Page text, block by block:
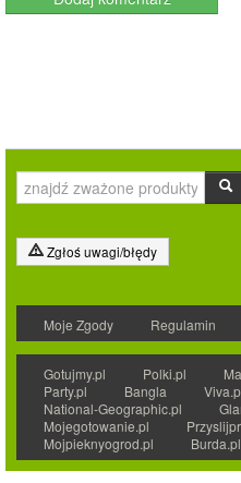
Zgłoś uwagi/błędy
Moje Zgody Regulamin
Gotujmy.pl Polki.pl
Party.pl
Bangla
National-Geographic.pl
Mojegotowanie.pl
Mojpieknyogrod.pl
Burda.pl